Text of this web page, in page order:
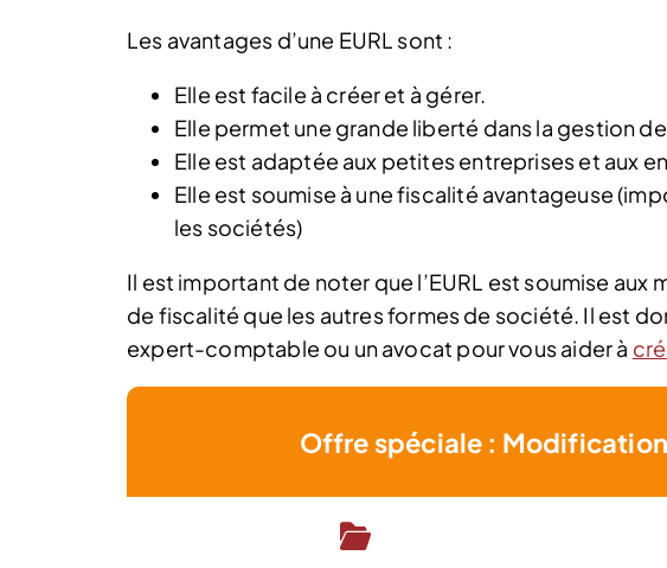
Les avantages d’une EURL sont :
Elle est facile à créer et à gérer.
Elle permet une grande liberté dans la gestion
Elle est adaptée aux petites entreprises et aux
Elle est soumise à une fiscalité avantageuse
les sociétés)
Il est important de noter que l’EURL est soumise
de fiscalité que les autres formes de société. Il est
expert-comptable ou un avocat pour vous aider à
Offre spéciale :